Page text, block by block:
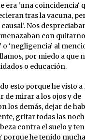
era ‘una coincidencia‘
tras la vacuna,
Nos
con
o ‘negligencia’ al
por miedo a que
o educación.
esto porque he visto
de mirar a los ojos y de
los demás, dejar de
gritar todas las
contra el suelo y
porque he tenido